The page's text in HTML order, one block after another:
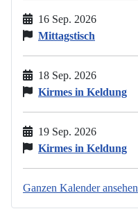
16 Sep. 2026
Mittagstisch
18 Sep. 2026
Kirmes in Keldung
19 Sep. 2026
Kirmes in Keldung
Ganzen Kalender ansehen